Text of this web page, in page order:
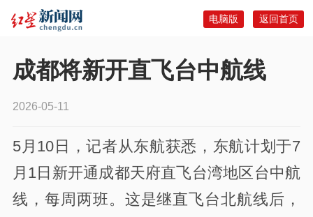
返回首页
电脑版
成都将新开直飞台中航线
2026-05-11
5月10日，记者从东航获悉，东航计划于7
月1日新开通成都天府直飞台湾地区台中航
线，每周两班。这是继直飞台北航线后，